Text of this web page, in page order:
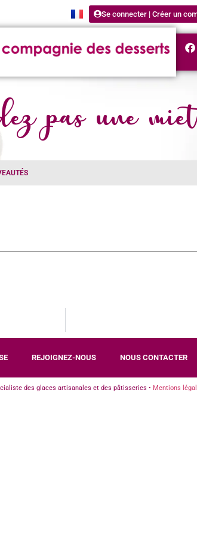
Se connecter | Créer un
pas une
REJOIGNEZ-NOUS NOUS CONTACTER
des glaces artisanales et des pâtisseries • Mentions